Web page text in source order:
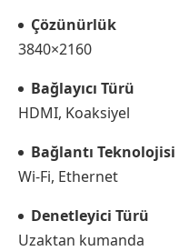
Çözünürlük
3840×2160
Bağlayıcı Türü
HDMI, Koaksiyel
Bağlantı Teknolojisi
Wi-Fi, Ethernet
Denetleyici Türü
Uzaktan kumanda